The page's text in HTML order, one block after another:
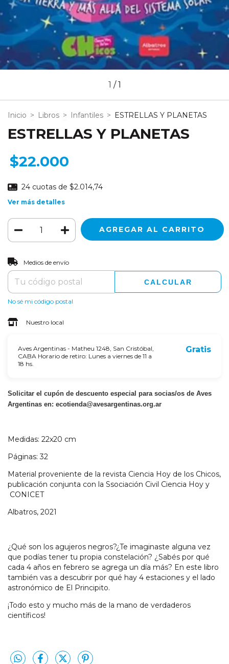
1 /1
Inicio > Libros > Infantiles > ESTRELLAS Y PLANETAS
ESTRELLAS Y PLANETAS
$22.000
24 cuotas de $2.014,74
Ver más detalles
Entregas para el CP:
Medios de envío
CALCULAR
No sé mi código postal
Nuestro local
Aves Argentinas - Matheu 1248, San Cristóbal,
CABA Horario de retiro: Lunes a viernes de 11 a
18 hs.
Gratis
Solicitar el cupón de descuento especial para socias/os de Aves
Argentinas en: ecotienda@avesargentinas.org.ar
Medidas: 22x20 cm
Páginas: 32
Material proveniente de la revista Ciencia Hoy de los Chicos,
publicación conjunta con la Ssociación Civil Ciencia Hoy y
CONICET
Albatros, 2021
¿Qué son los agujeros negros?¿Te imaginaste alguna vez
que podías tener tu propia constelación? ¿Sabés por qué
cada 4 años en febrero se agrega un día más? En este libro
también vas a descubrir por qué hay 4 estaciones y el lado
astronómico de El Principito.
¡Todo esto y mucho más de la mano de verdaderos
científicos!